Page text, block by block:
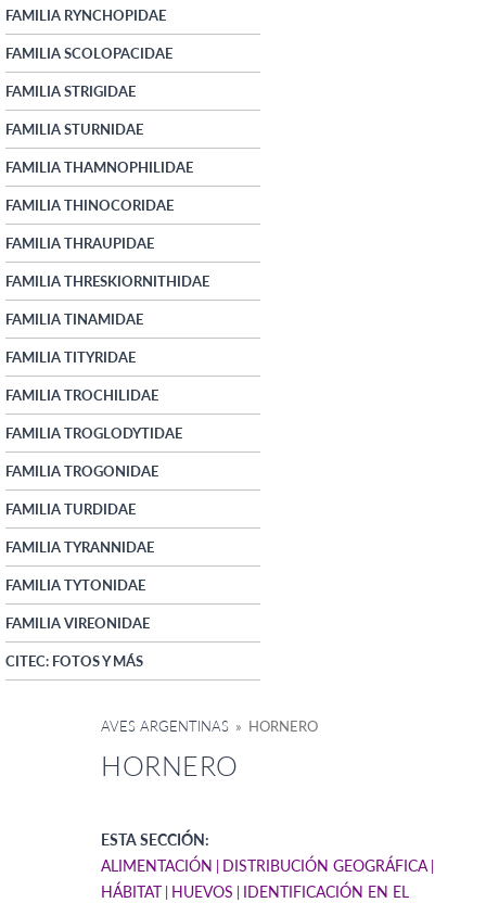
FAMILIA RYNCHOPIDAE
FAMILIA SCOLOPACIDAE
FAMILIA STRIGIDAE
FAMILIA STURNIDAE
FAMILIA THAMNOPHILIDAE
FAMILIA THINOCORIDAE
FAMILIA THRAUPIDAE
FAMILIA THRESKIORNITHIDAE
FAMILIA TINAMIDAE
FAMILIA TITYRIDAE
FAMILIA TROCHILIDAE
FAMILIA TROGLODYTIDAE
FAMILIA TROGONIDAE
FAMILIA TURDIDAE
FAMILIA TYRANNIDAE
FAMILIA TYTONIDAE
FAMILIA VIREONIDAE
CITEC: FOTOS Y MÁS
AVES ARGENTINAS » HORNERO
HORNERO
ESTA SECCIÓN:
ALIMENTACIÓN
DISTRIBUCIÓN GEOGRÁFICA
HÁBITAT HUEVOS
IDENTIFICACIÓN EN EL